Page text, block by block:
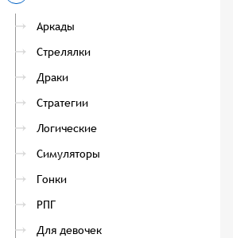
Аркады
Стрелялки
Драки
Стратегии
Логические
Симуляторы
Гонки
РПГ
Для девочек